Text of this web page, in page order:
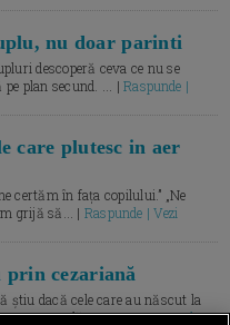
nu doar parinti
descoperă ceva ce nu se
pe plan secund. ... |Raspunde |
care plutesc in aer
certăm în fața copilului.” „Ne
grijă să... | Raspunde | Vezi
prin cezariană
știu dacă cele care au născut la
naturală sau p... |Raspunde |